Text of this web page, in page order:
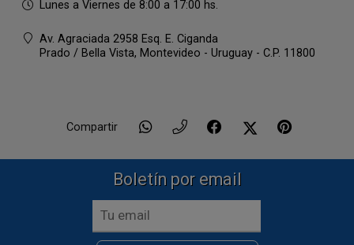
Lunes a Viernes de 8:00 a 17:00 hs.
Av. Agraciada 2958 Esq. E. Ciganda
Prado / Bella Vista, Montevideo - Uruguay - C.P. 11800
Compartir
Boletín por email